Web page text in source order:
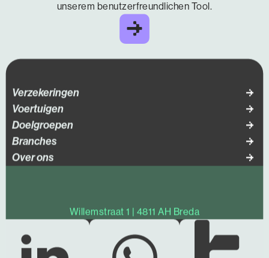
unserem benutzerfreundlichen Tool.
Verzekeringen
Voertuigen
Doelgroepen
Branches
Over ons
Willemstraat 1 | 4811 AH Breda